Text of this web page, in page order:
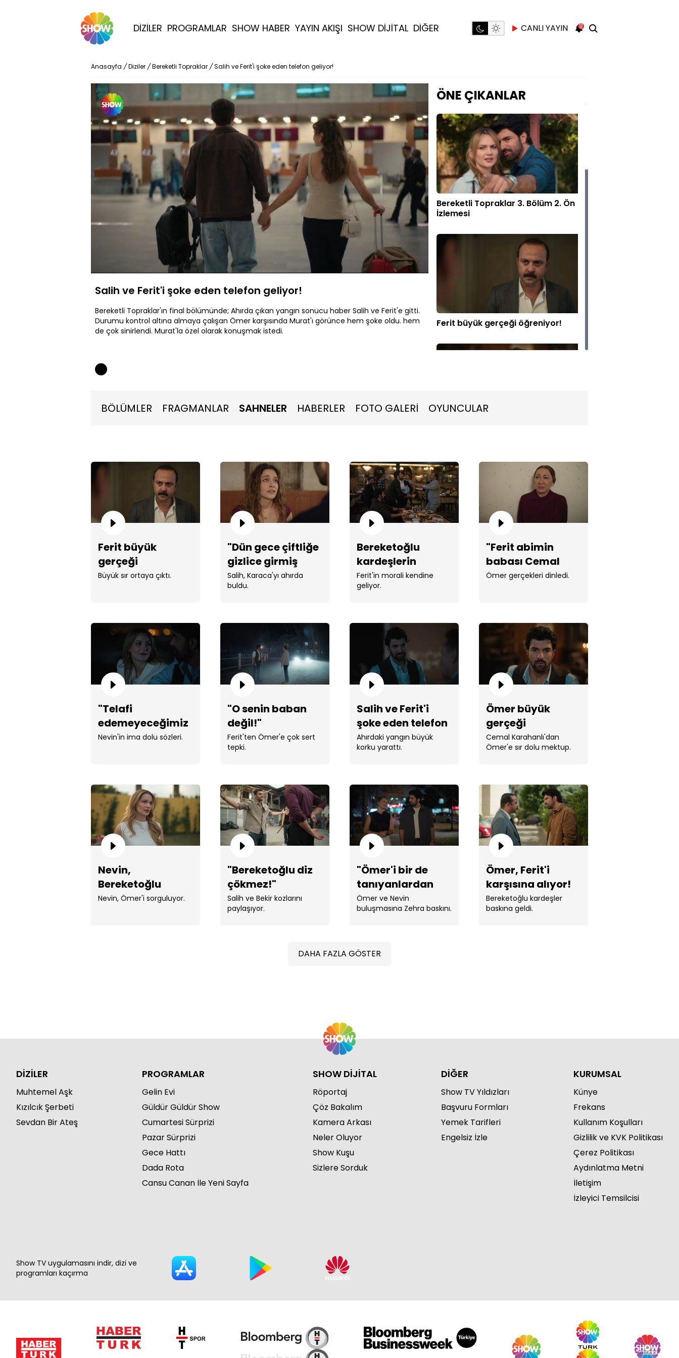
DİZİLER PROGRAMLAR SHOW HABER YAYIN AKIŞI SHOW DİJİTAL DİĞER CANLI YAYIN 8
Anasayfa / Diziler / Bereketli Topraklar / Salih ve Ferit'i şoke eden telefon geliyor!
Oynatma
Hızı
Salih ve Ferit'i şoke eden telefon geliyor!
Bereketli Topraklar'ın final bölümünde; Ahırda çıkan yangın sonucu haber Salih ve Ferit'e gitti.
Durumu kontrol altına almaya çalışan Ömer karşısında Murat'ı görünce hem şoke oldu. hem
de çok sinirlendi. Murat'la özel olarak konuşmak istedi.
ÖNE ÇIKANLAR
Bereketli Topraklar 3. Bölüm 2. Ön
İzlemesi
Ferit büyük gerçeği öğreniyor!
"Ömer'i bir de tanıyanlardan
"Abimin emaneti elimde can
verdi!"
Nevin, Ömer'e yakalanıyor!
Nevin, Ömer ve Ferit'i gözaltına
alıyor!
BÖLÜMLER FRAGMANLAR SAHNELER HABERLER FOTO GALERİ OYUNCULAR
Ferit büyük
gerçeği
öğreniyor!
Büyük sır ortaya çıktı.
"Dün gece çiftliğe
gizlice girmiş
bulundum..."
Salih, Karaca'yı ahırda
buldu.
Bereketoğlu
kardeşlerin
eğlence dolu
gecesi!
Ferit'in morali kendine
geliyor.
"Ferit abimin
babası Cemal
Karahanlı mı?"
Ömer gerçekleri dinledi.
"Telafi
edemeyeceğimiz
tek şey hayattır!"
Nevin'in ima dolu sözleri.
"O senin baban
değil!"
Ferit'ten Ömer'e çok sert
tepki.
Salih ve Ferit'i
şoke eden telefon
geliyor!
Ahırdaki yangın büyük
korku yarattı.
Ömer büyük
gerçeği
öğreniyor!
Cemal Karahanlı'dan
Ömer'e sır dolu mektup.
Nevin,
Bereketoğlu
Konağı'nda!
Nevin, Ömer'i sorguluyor.
"Bereketoğlu diz
çökmez!"
Salih ve Bekir kozlarını
paylaşıyor.
"Ömer'i bir de
tanıyanlardan
dinleyin!"
Ömer ve Nevin
buluşmasına Zehra baskını.
Ömer, Ferit'i
karşısına alıyor!
Bereketoğlu kardeşler
baskına geldi.
DAHA FAZLA GÖSTER
DİZİLER
Muhtemel Aşk
Kızılcık Şerbeti
Sevdan Bir Ateş
PROGRAMLAR
Gelin Evi
Güldür Güldür Show
Cumartesi Sürprizi
Pazar Sürprizi
Gece Hattı
Dada Rota
Cansu Canan İle Yeni Sayfa
SHOW DİJİTAL
Röportaj
Çöz Bakalım
Kamera Arkası
Neler Oluyor
Show Kuşu
Sizlere Sorduk
DİĞER
Show TV Yıldızları
Başvuru Formları
Yemek Tarifleri
Engelsiz İzle
KURUMSAL
Künye
Frekans
Kullanım Koşulları
Gizlilik ve KVK Politikası
Çerez Politikası
Aydınlatma Metni
İletişim
İzleyici Temsilcisi
Show TV uygulamasını indir, dizi ve
programları kaçırma